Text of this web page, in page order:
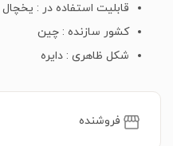
قابلیت استفاده در : یخچال
کشور سازنده : چین
شکل ظاهری : دایره
فروشنده